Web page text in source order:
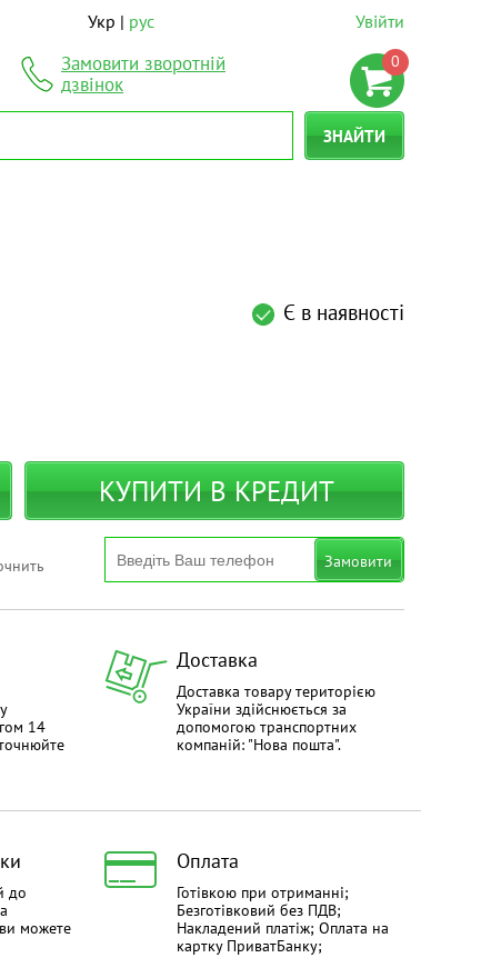
Укр рус Увійти
Замовити зворотній
дзвінок
0
ЗНАЙТИ
Є в наявності
КУПИТИ В КРЕДИТ
Замовити
14
Доставка
Доставка товару територією
України здійснюється за
допомогою транспортних
компаній: "Нова пошта".
до
можете
Оплата
Готівкою при отриманні;
Безготівковий без ПДВ;
Накладений платіж; Оплата на
картку ПриватБанку;